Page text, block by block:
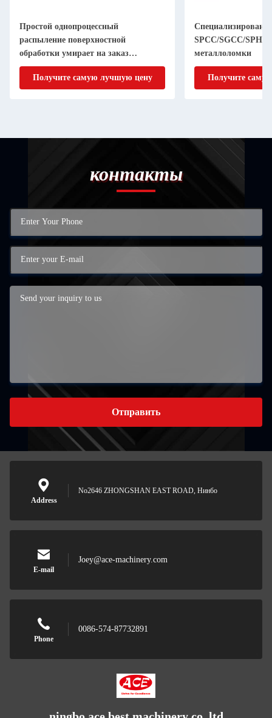
Простой однопроцессный
распыление поверхностной
обработки умирает на заказ
углеродистая стальная скобка
Получите самую лучшую цену
SPCC/SGCC/SPHC
металлоломки
Получите
контакты
Отправить
Address
No2646 ZHONGSHAN EAST ROAD, Нинбо
E-mail
Joey@ace-machinery.com
Phone
0086-574-87732891